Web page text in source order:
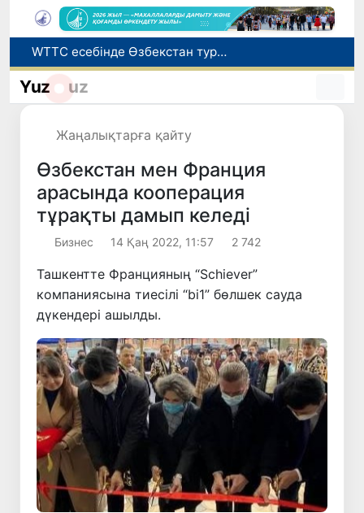
WTTC есебінде Өзбекстан туризмнің өсу қарқыны бойынша Орталық Азияда бірінші орынға шықты
Мүмкіндігі шектеулі талапкерлерге қабылдау емтихандарында қосымша уақыт беріледі
Беларусьтен Өзбекстанға екінші тікелей жүк пойызы жөнелтілді
Yuz uz
Жаңалықтарға қайту
Өзбекстан мен Франция
арасында кооперация
тұрақты дамып келеді
Бизнес 14 Қаң 2022, 11:57 2 742
Ташкентте Францияның “Schiever”
компаниясына тиесілі “bi1” бөлшек сауда
дүкендері ашылды.